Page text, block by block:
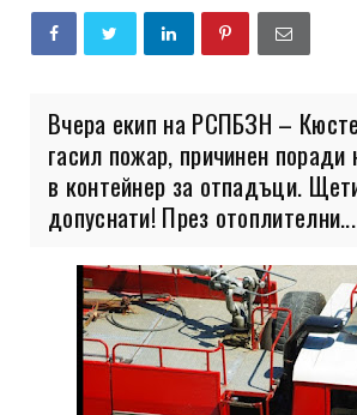
Вчера екип на РСПБЗН –
гасил пожар, причинен поради
в контейнер за отпадъци.
допуснати! През отоплителни...